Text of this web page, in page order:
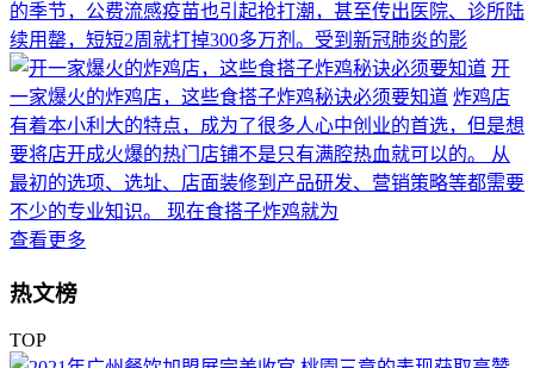
的季节，公费流感疫苗也引起抢打潮，甚至传出医院、诊所陆
续用罄，短短2周就打掉300多万剂。受到新冠肺炎的影
开
一家爆火的炸鸡店，这些食搭子炸鸡秘诀必须要知道 炸鸡店
有着本小利大的特点，成为了很多人心中创业的首选，但是想
要将店开成火爆的热门店铺不是只有满腔热血就可以的。 从
最初的选项、选址、店面装修到产品研发、营销策略等都需要
不少的专业知识。 现在食搭子炸鸡就为
查看更多
热文榜
TOP